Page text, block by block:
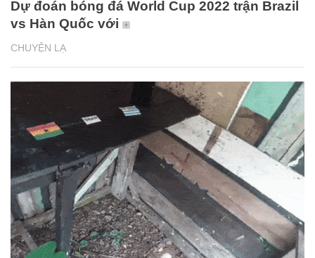
CHUYỆN LẠ
Dự đoán bóng đá World Cup 2022 trận Brazil
vs Hàn Quốc với